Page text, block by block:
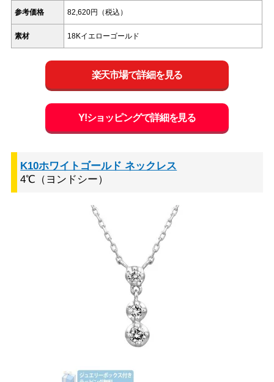
参考価格 82,620円（税込）
素材 18Kイエローゴールド
楽天市場で詳細を見る
Y!ショッピングで詳細を見る
K10ホワイトゴールド ネックレス
4℃（ヨンドシー）